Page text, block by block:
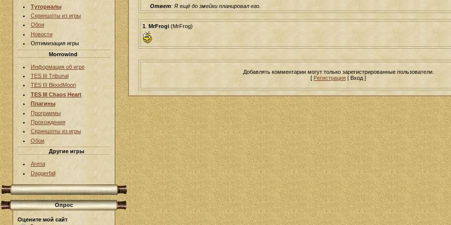
Туториалы
Скриншоты из игры
Обои
Новости
Оптимизация игры
Morrowind
Информация об игре
TES III Tribunal
TES III BloodMoon
TES III Chaos Heart
Плагины
Программы
Прохождения
Скриншоты из игры
Обои
Другие игры
Arena
Daggerfall
Опрос
Оцените мой сайт
Ответ: Я ещё до змейки планировал его.
1. MrFrogi(MrFrog)
Добавлять комментарии могут только зарегистрированные пользователи.
[ Регистрация | Вход ]